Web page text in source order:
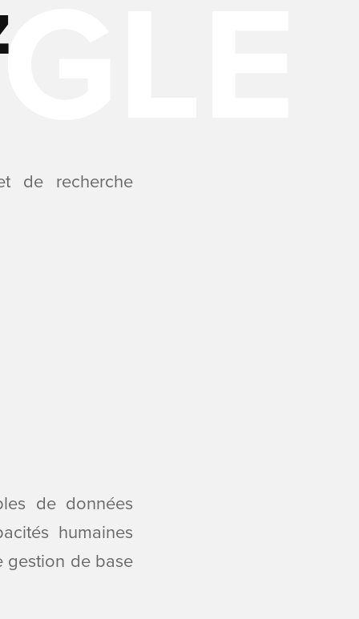
de recherche
de données
humaines
gestion de base